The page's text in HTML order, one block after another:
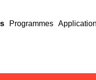
Programmes Application